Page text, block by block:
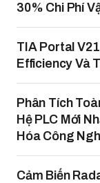
30% Chi Phí
TIA Portal
Efficiency Và
Phân Tích
Hệ PLC Mới
Hóa Công
Cảm Biến